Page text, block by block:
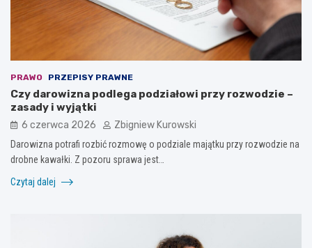
PRAWO PRZEPISY PRAWNE
Czy darowizna podlega podziałowi przy rozwodzie –
zasady i wyjątki
6 czerwca 2026 Zbigniew Kurowski
Darowizna potrafi rozbić rozmowę o podziale majątku przy rozwodzie na
drobne kawałki. Z pozoru sprawa jest…
Czytaj dalej